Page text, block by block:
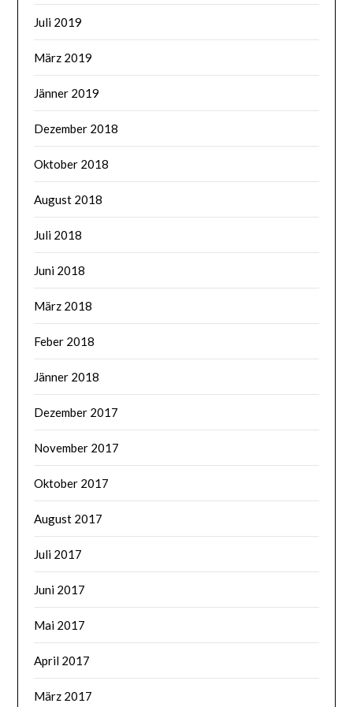
Juli 2019
März 2019
Jänner 2019
Dezember 2018
Oktober 2018
August 2018
Juli 2018
Juni 2018
März 2018
Feber 2018
Jänner 2018
Dezember 2017
November 2017
Oktober 2017
August 2017
Juli 2017
Juni 2017
Mai 2017
April 2017
März 2017